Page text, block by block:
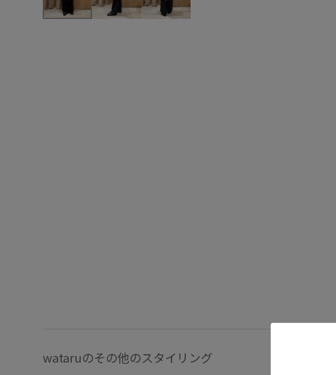
wataruのその他のスタイリング